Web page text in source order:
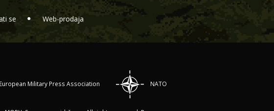
se Web-prodaja
European Military Press Association NATO